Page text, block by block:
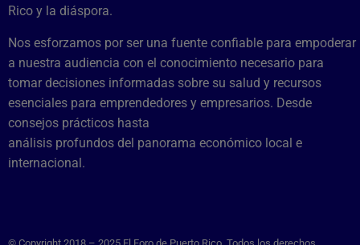
Rico y la diáspora.
Nos esforzamos por ser una fuente confiable para empoderar
a nuestra audiencia con el conocimiento necesario para
tomar decisiones informadas sobre su salud y recursos
esenciales para emprendedores y empresarios. Desde
consejos prácticos hasta
análisis profundos del panorama económico local e
internacional.